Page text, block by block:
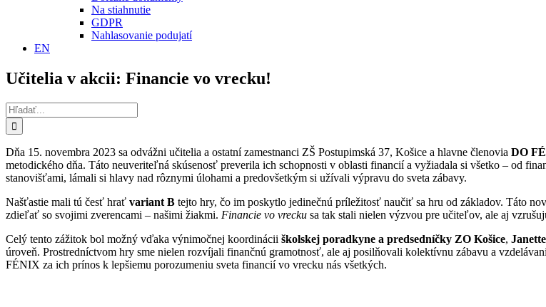
Na stiahnutie
GDPR
Nahlasovanie podujatí
EN
Učitelia v akcii: Financie vo vrecku!
Hľadať:
Dňa 15. novembra 2023 sa odvážni učitelia a ostatní zamestnanci ZŠ Postupimská 37, Košice a hlavne členovia DO
metodického dňa. Táto neuveriteľná skúsenosť preverila ich schopnosti v oblasti financií a vyžiadala si všetko – od
stanovišťami, lámali si hlavy nad rôznymi úlohami a predovšetkým si užívali výpravu do sveta zábavy.
Našťastie mali tú česť hrať variant B tejto hry, čo im poskytlo jedinečnú príležitosť naučiť sa hru od základov. Táto
zdieľať so svojimi zverencami – našimi žiakmi. Financie vo vrecku sa tak stali nielen výzvou pre učiteľov, ale aj
Celý tento zážitok bol možný vďaka výnimočnej koordinácii školskej poradkyne a predsedníčky ZO Košice,
úroveň. Prostredníctvom hry sme nielen rozvíjali finančnú gramotnosť, ale aj posilňovali kolektívnu zábavu a
FÉNIX za ich prínos k lepšiemu porozumeniu sveta financií vo vrecku nás všetkých.